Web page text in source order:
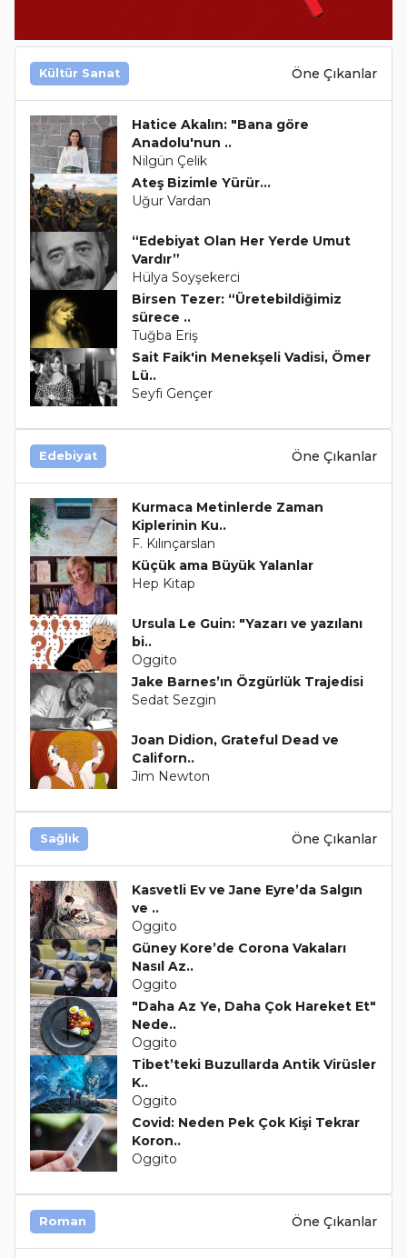
Kültür Sanat Öne Çıkanlar
Hatice Akalın: "Bana göre
Anadolu'nun ..
Nilgün Çelik
Ateş Bizimle Yürür...
Uğur Vardan
“Edebiyat Olan Her Yerde Umut
Vardır”
Hülya Soyşekerci
Birsen Tezer: “Üretebildiğimiz
sürece ..
Tuğba Eriş
Sait Faik'in Menekşeli Vadisi, Ömer
Lü..
Seyfi Gençer
Edebiyat Öne Çıkanlar
Kurmaca Metinlerde Zaman
Kiplerinin Ku..
F. Kılınçarslan
Küçük ama Büyük Yalanlar
Hep Kitap
Ursula Le Guin: "Yazarı ve yazılanı
bi..
Oggito
Jake Barnes’ın Özgürlük Trajedisi
Sedat Sezgin
Joan Didion, Grateful Dead ve
Californ..
Jim Newton
Sağlık Öne Çıkanlar
Kasvetli Ev ve Jane Eyre’da Salgın
ve ..
Oggito
Güney Kore’de Corona Vakaları
Nasıl Az..
Oggito
"Daha Az Ye, Daha Çok Hareket Et"
Nede..
Oggito
Tibet’teki Buzullarda Antik Virüsler
K..
Oggito
Covid: Neden Pek Çok Kişi Tekrar
Koron..
Oggito
Roman Öne Çıkanlar